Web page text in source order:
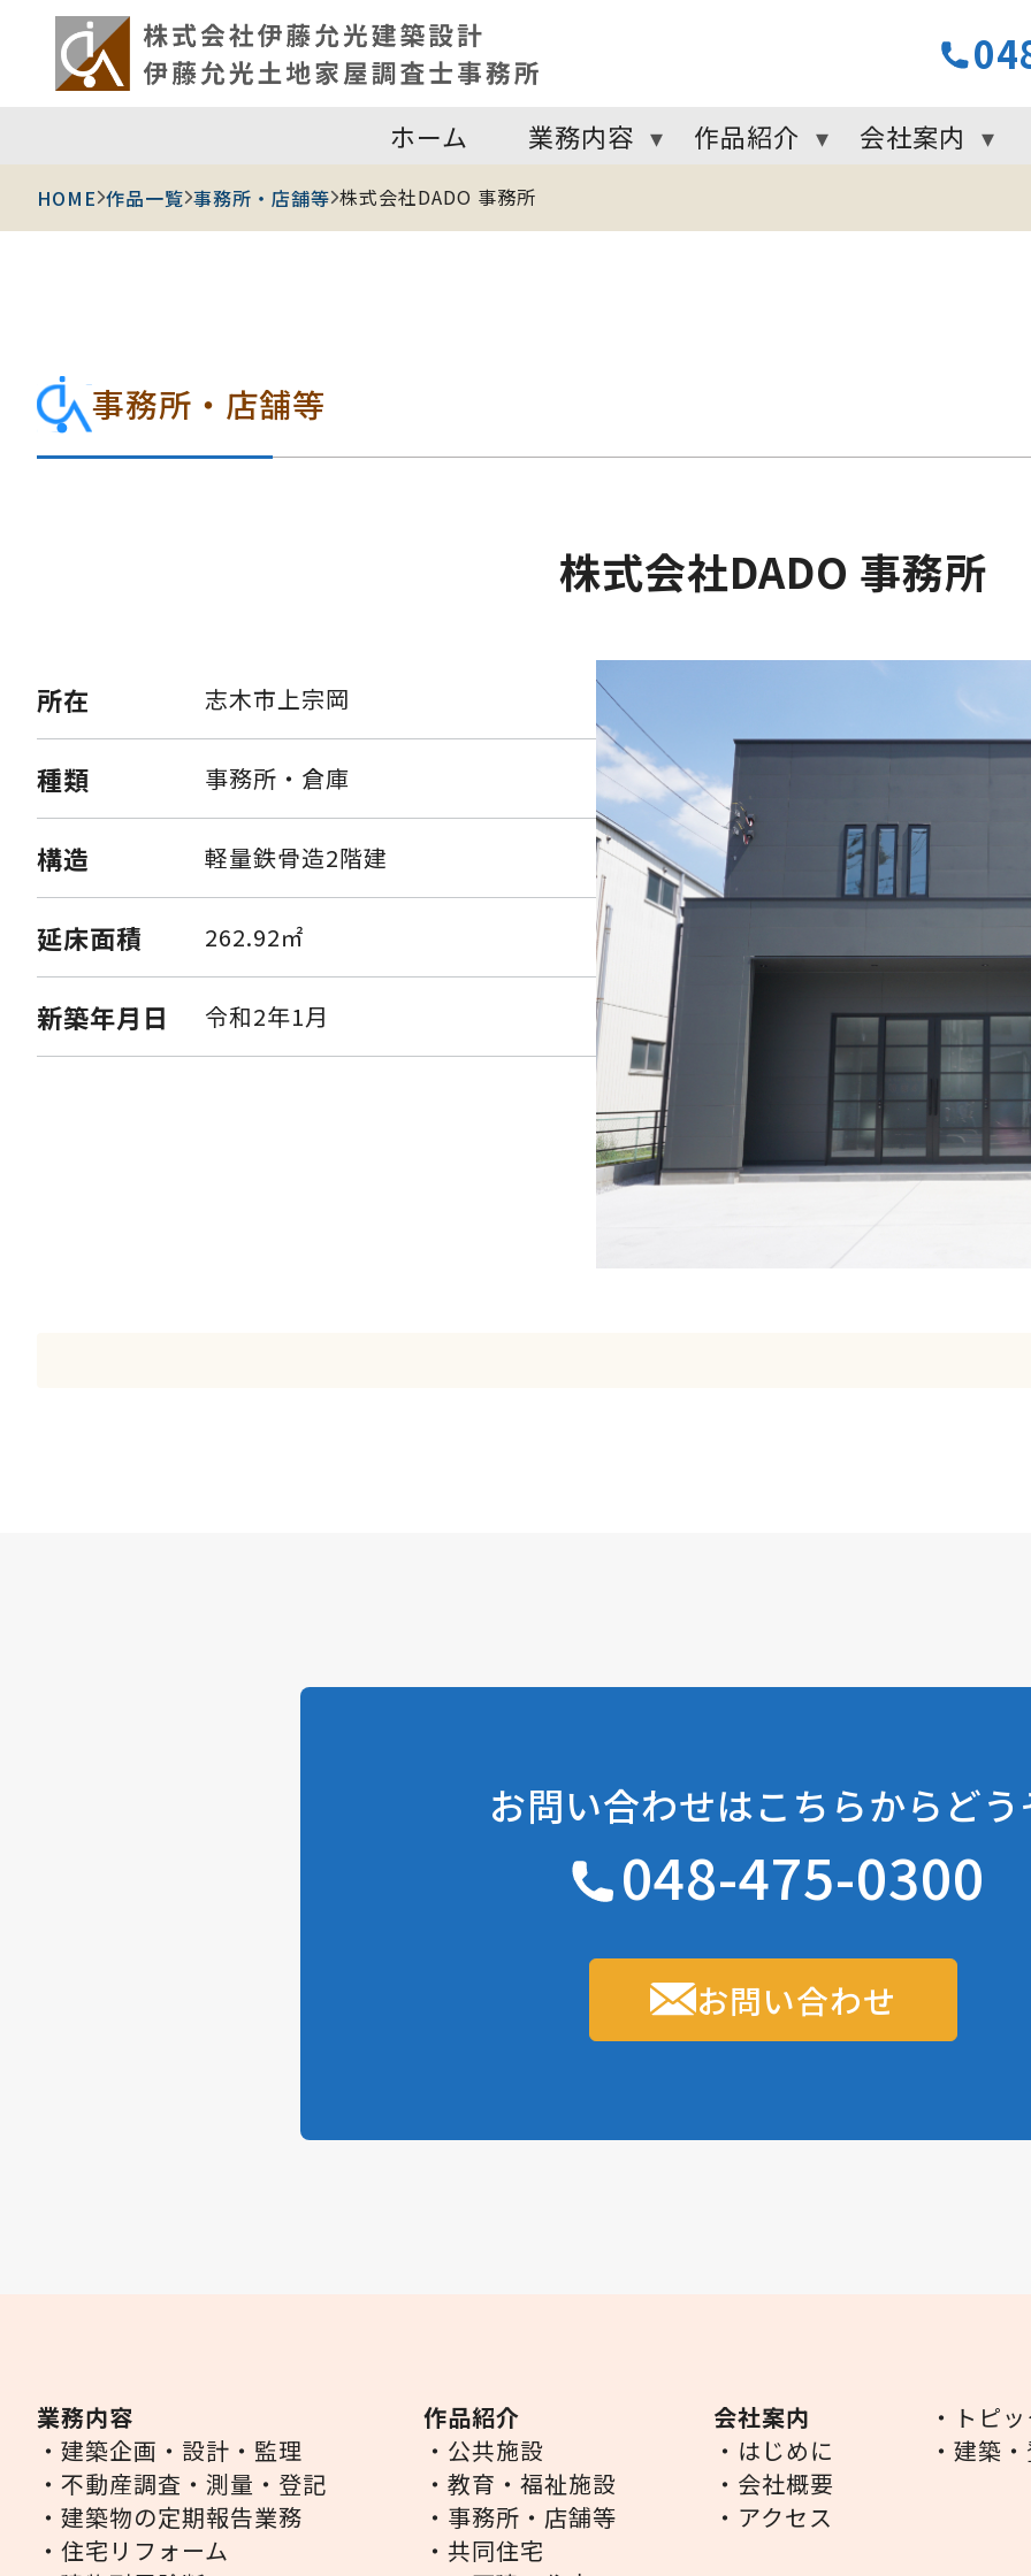
ホーム 業務内容 作品紹介 会社案内
HOME 作品一覧 事務所・店舗等 株式会社DADO 事務所
事務所・店舗等
株式会社DADO 事務所
所在 志木市上宗岡
種類 事務所・倉庫
構造 軽量鉄骨造2階建
延床面積 262.92㎡
新築年月日 令和2年1月
お問い合わせはこちらからど
048-475-0300
お問い合わせ
業務内容
・建築企画・設計・監理
・不動産調査・測量・登記
・建築物の定期報告業務
・住宅リフォーム
作品紹介
・公共施設
・教育・福祉施設
・事務所・店舗等
・共同住宅
会社案内
・はじめに
・会社概要
・アクセス
・トピ
・建築